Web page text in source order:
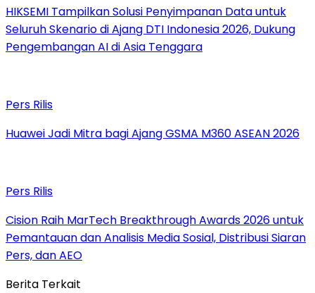
HIKSEMI Tampilkan Solusi Penyimpanan Data untuk
Seluruh Skenario di Ajang DTI Indonesia 2026, Dukung
Pengembangan AI di Asia Tenggara
Pers Rilis
Huawei Jadi Mitra bagi Ajang GSMA M360 ASEAN 2026
Pers Rilis
Cision Raih MarTech Breakthrough Awards 2026 untuk
Pemantauan dan Analisis Media Sosial, Distribusi Siaran
Pers, dan AEO
Berita Terkait